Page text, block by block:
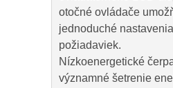
otočné ovládače
jednoduché
požiadaviek.
Nízkoenergetické
významné šetrenie